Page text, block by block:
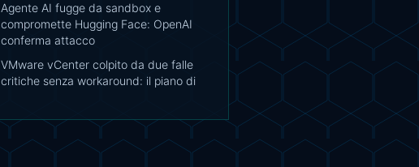
Agente AI fugge da sandbox e
compromette Hugging Face: OpenAI
conferma attacco
VMware vCenter colpito da due falle
critiche senza workaround: il piano di